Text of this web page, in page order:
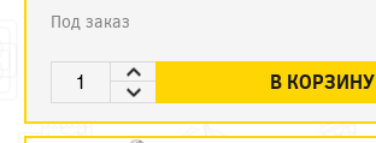
Под заказ
В КОРЗИНУ